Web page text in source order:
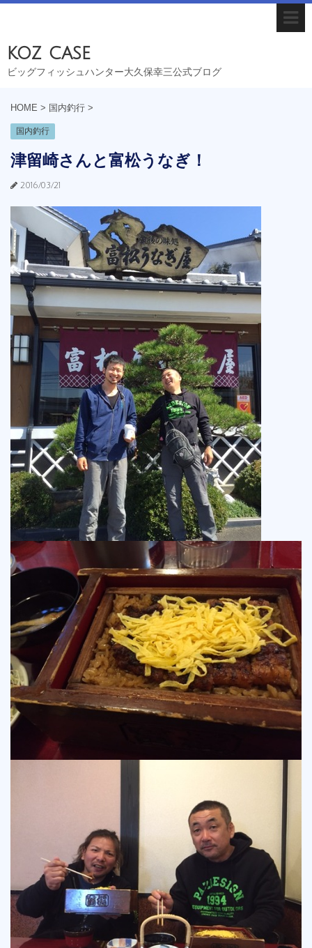
koz case
ビッグフィッシュハンター大久保幸三公式ブログ
HOME > 国内釣行 >
国内釣行
津留崎さんと富松うなぎ！
2016/03/21